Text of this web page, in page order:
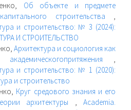
Об объекте и предмете
строительства ,
и строительство: № 3 (2024):
И СТРОИТЕЛЬСТВО
Архитектура и социология как
,
и строительство: № 1 (2020):
и строительство
Круг средового знания и его
архитектуры ,Academia.